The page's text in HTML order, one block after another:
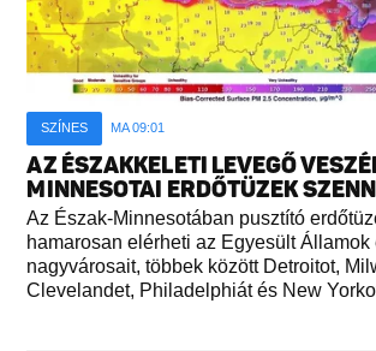
SZÍNES MA 09:01
AZ ÉSZAKKELETI LEVEGŐ
MINNESOTAI ERDŐTÜZEK
Az Észak-Minnesotában pusztító
hamarosan elérheti az Egyesült Államok
nagyvárosait, többek között Detroitot,
Clevelandet, Philadelphiát és New